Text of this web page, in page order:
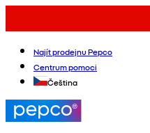
Najít prodejnu Pepco
Centrum pomoci
Čeština